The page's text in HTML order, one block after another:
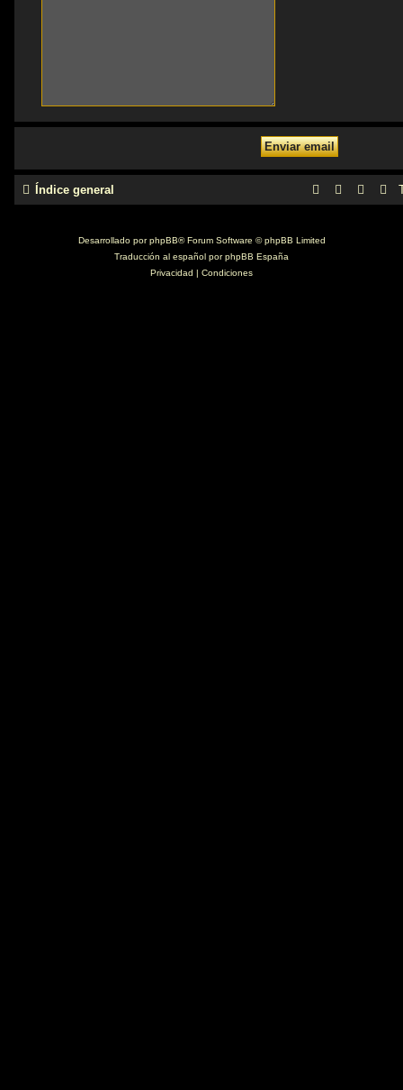
Índice general
Desarrollado porphpBB® Forum Software © phpBB Limited
Traducción al español porphpBB España
Privacidad | Condiciones